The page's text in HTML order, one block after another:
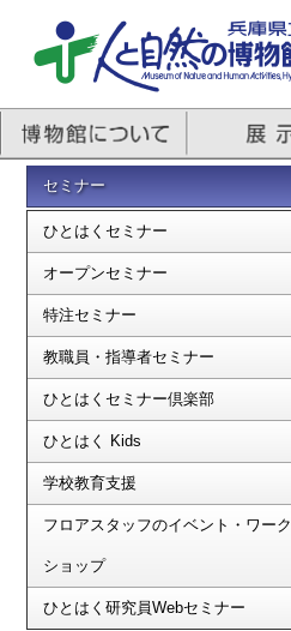
セミナー
ひとはくセミナー
オープンセミナー
特注セミナー
教職員・指導者セミナー
ひとはくセミナー倶楽部
ひとはく Kids
学校教育支援
フロアスタッフのイベント・ワーク
ショップ
ひとはく研究員Webセミナー